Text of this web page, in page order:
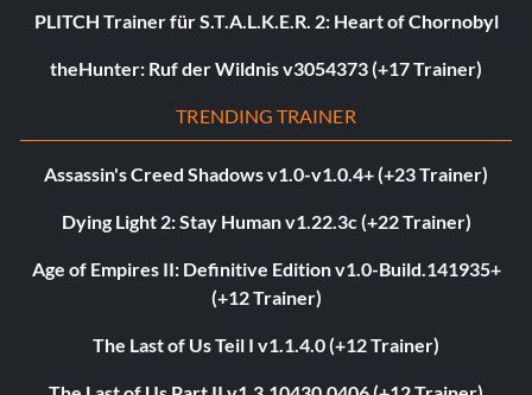
PLITCH Trainer für S.T.A.L.K.E.R. 2: Heart of Chornobyl
theHunter: Ruf der Wildnis v3054373 (+17 Trainer)
TRENDING TRAINER
Assassin's Creed Shadows v1.0-v1.0.4+ (+23 Trainer)
Dying Light 2: Stay Human v1.22.3c (+22 Trainer)
Age of Empires II: Definitive Edition v1.0-Build.141935+
(+12 Trainer)
The Last of Us Teil I v1.1.4.0 (+12 Trainer)